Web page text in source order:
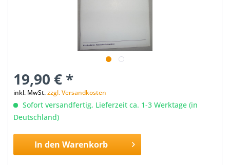
19,90 € *
inkl. MwSt.zzgl. Versandkosten
Sofort versandfertig, Lieferzeit ca. 1-3 Werktage (in
Deutschland)
In den Warenkorb